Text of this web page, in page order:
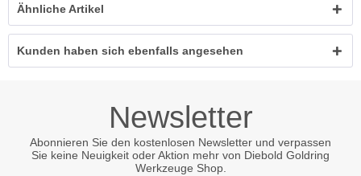
Ähnliche Artikel
Kunden haben sich ebenfalls angesehen
Newsletter
Abonnieren Sie den kostenlosen Newsletter und verpassen
Sie keine Neuigkeit oder Aktion mehr von Diebold Goldring
Werkzeuge Shop.